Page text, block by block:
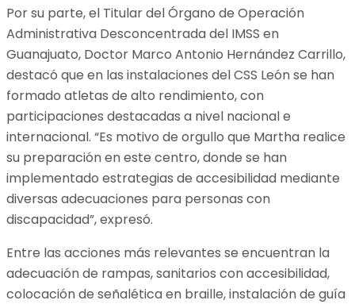
Por su parte, el Titular del Órgano de Operación
Administrativa Desconcentrada del IMSS en
Guanajuato, Doctor Marco Antonio Hernández Carrillo,
destacó que en las instalaciones del CSS León se han
formado atletas de alto rendimiento, con
participaciones destacadas a nivel nacional e
internacional. “Es motivo de orgullo que Martha realice
su preparación en este centro, donde se han
implementado estrategias de accesibilidad mediante
diversas adecuaciones para personas con
discapacidad”, expresó.
Entre las acciones más relevantes se encuentran la
adecuación de rampas, sanitarios con accesibilidad,
colocación de señalética en braille, instalación de guía